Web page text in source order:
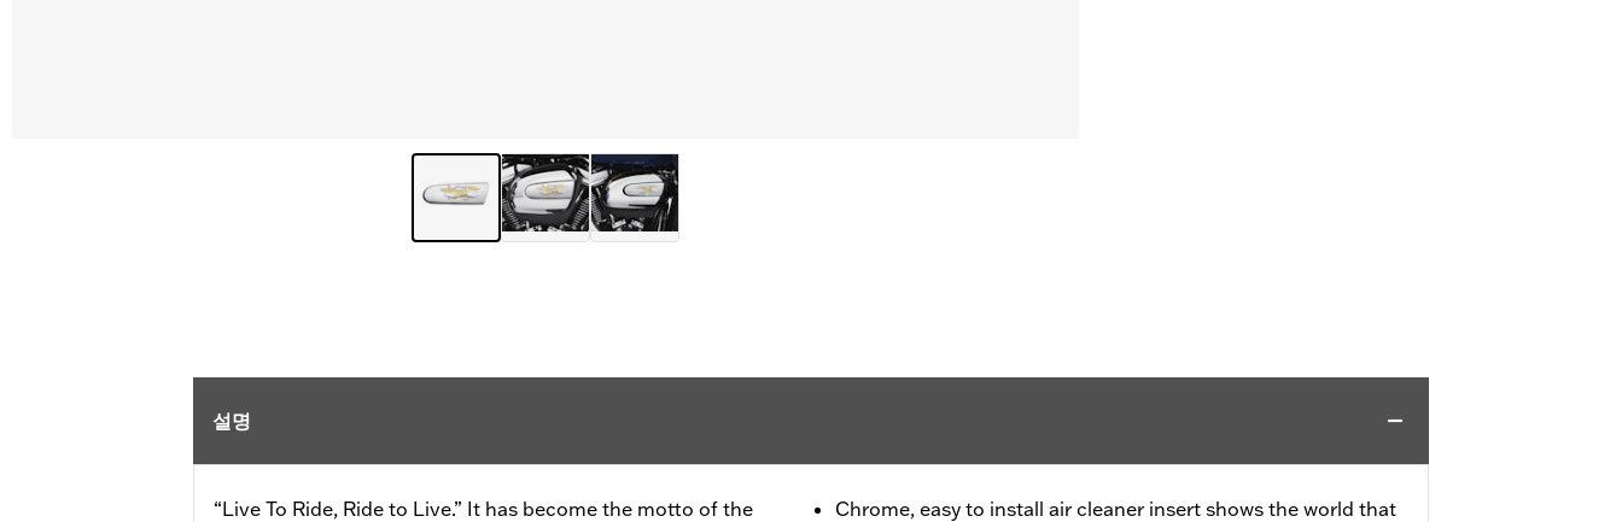
설명
“Live To Ride, Ride to Live.” It has become the motto of the
Chrome, easy to install air cleaner insert shows the world that